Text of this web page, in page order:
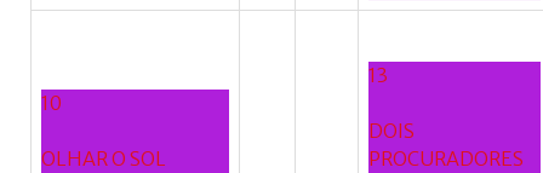
10
OLHAR O SOL
13
DOIS
PROCURADORES